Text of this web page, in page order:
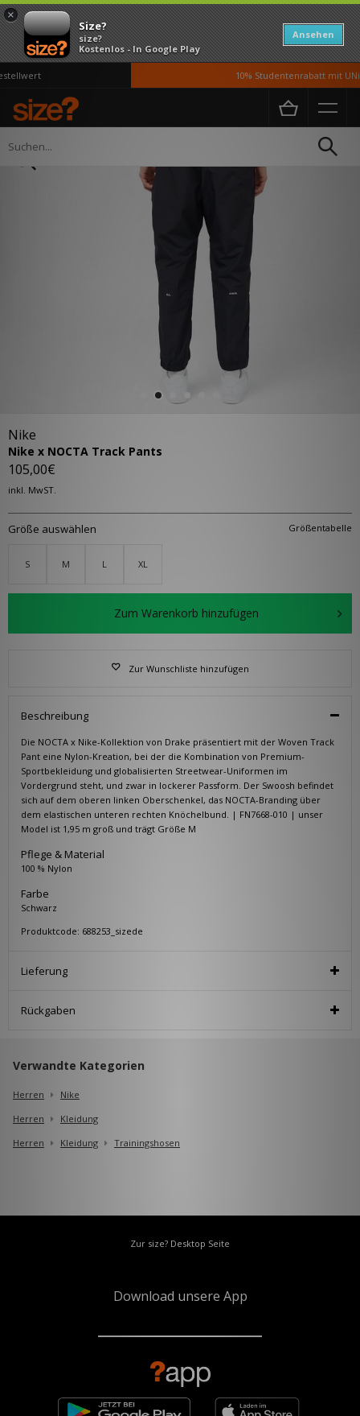
×
Size?
size?
Kostenlos - In Google Play
Ansehen
10% Studentenrabatt mit
Home Herren
Nike
Nike x NOCTA Track Pants
105,00€
inkl. MwST.
Größentabelle
Größe auswählen
S M L XL
Zum Warenkorb hinzufügen
Zur Wunschliste hinzufügen
Beschreibung
Die NOCTA x Nike-Kollektion von Drake präsentiert mit der Woven Track
Pant eine Nylon-Kreation, bei der die Kombination von Premium-
Sportbekleidung und globalisierten Streetwear-Uniformen im
Vordergrund steht, und zwar in lockerer Passform. Der Swoosh befindet
sich auf dem oberen linken Oberschenkel, das NOCTA-Branding über
dem elastischen unteren rechten Knöchelbund. | FN7668-010 | unser
Model ist 1,95 m groß und trägt Größe M
Pflege & Material
100 % Nylon
Farbe
Schwarz
Produktcode: 688253_sizede
Lieferung
Rückgaben
Verwandte Kategorien
Herren
Nike
Herren
Kleidung
Herren
Kleidung Trainingshosen
Zur size? Desktop Seite
Download unsere App